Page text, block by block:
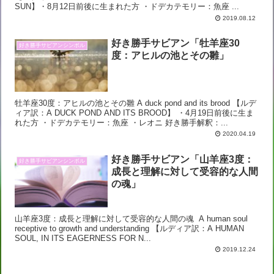
SUN】・8月12日前後に生まれた方 ・ドデカテモリー：魚座 ...
2019.08.12
好き勝手サビアンシンボル
好き勝手サビアン「牡羊座30
度：アヒルの池とその雛」
牡羊座30度：アヒルの池とその雛 A duck pond and its brood 【ルデ
ィア訳：A DUCK POND AND ITS BROOD】 ・4月19日前後に生ま
れた方 ・ドデカテモリー：魚座 ・レオニ 好き勝手解釈：...
2020.04.19
好き勝手サビアンシンボル
好き勝手サビアン「山羊座3度：
成長と理解に対して受容的な人間
の魂」
山羊座3度：成長と理解に対して受容的な人間の魂 A human soul
receptive to growth and understanding 【ルディア訳：A HUMAN
SOUL, IN ITS EAGERNESS FOR N...
2019.12.24